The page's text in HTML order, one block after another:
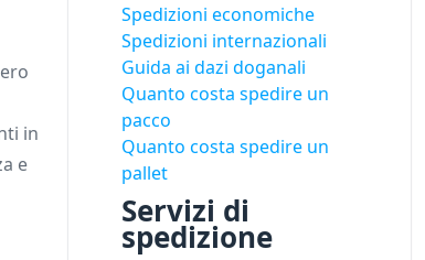
in
e
Spedizioni economiche
Spedizioni internazionali
Guida ai dazi doganali
Quanto costa spedire un
pacco
Quanto costa spedire un
pallet
Servizi di
spedizione